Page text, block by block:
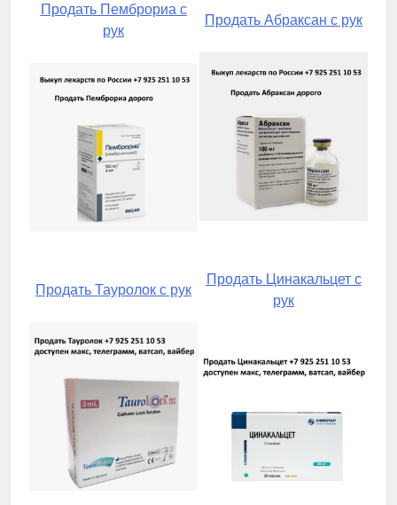
Продать Пемброриа с
рук
Продать Абраксан с рук
Продать Тауролок с рук
Продать Цинакальцет с
рук